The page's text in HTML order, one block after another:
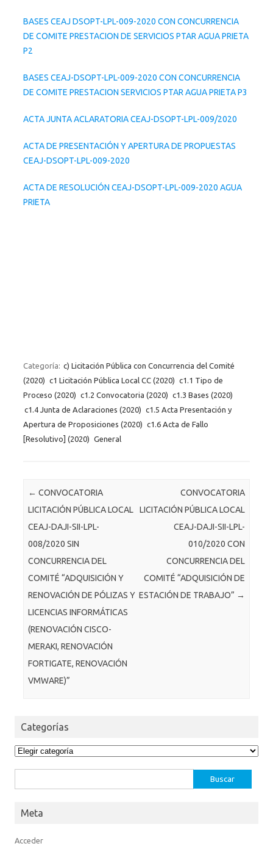
BASES CEAJ DSOPT-LPL-009-2020 CON CONCURRENCIA
DE COMITE PRESTACION DE SERVICIOS PTAR AGUA PRIETA
P2
BASES CEAJ-DSOPT-LPL-009-2020 CON CONCURRENCIA
DE COMITE PRESTACION SERVICIOS PTAR AGUA PRIETA P3
ACTA JUNTA ACLARATORIA CEAJ-DSOPT-LPL-009/2020
ACTA DE PRESENTACIÓN Y APERTURA DE PROPUESTAS
CEAJ-DSOPT-LPL-009-2020
ACTA DE RESOLUCIÓN CEAJ-DSOPT-LPL-009-2020 AGUA
PRIETA
Categoría: c) Licitación Pública con Concurrencia del Comité
(2020) c1 Licitación Pública Local CC (2020) c1.1 Tipo de
Proceso (2020) c1.2 Convocatoria (2020) c1.3 Bases (2020)
c1.4 Junta de Aclaraciones (2020) c1.5 Acta Presentación y
Apertura de Proposiciones (2020) c1.6 Acta de Fallo
[Resolutivo] (2020) General
Post navigation
← CONVOCATORIA
LICITACIÓN PÚBLICA LOCAL
CEAJ-DAJI-SII-LPL-
008/2020 SIN
CONCURRENCIA DEL
COMITÉ “ADQUISICIÓN Y
RENOVACIÓN DE PÓLIZAS Y
LICENCIAS INFORMÁTICAS
(RENOVACIÓN CISCO-
MERAKI, RENOVACIÓN
FORTIGATE, RENOVACIÓN
VMWARE)”
CONVOCATORIA
LICITACIÓN PÚBLICA LOCAL
CEAJ-DAJI-SII-LPL-
010/2020 CON
CONCURRENCIA DEL
COMITÉ “ADQUISICIÓN DE
ESTACIÓN DE TRABAJO” →
Categorías
Categorías
Meta
Acceder